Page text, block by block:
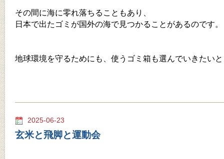
その間に海に零れ落ちることもあり、
日本で出たゴミが国外の海で見つかることがあるのです。
地球環境を守るためにも、使うゴミ箱も選んでいきたい
2025-06-23
玄米と飛脚と運動会